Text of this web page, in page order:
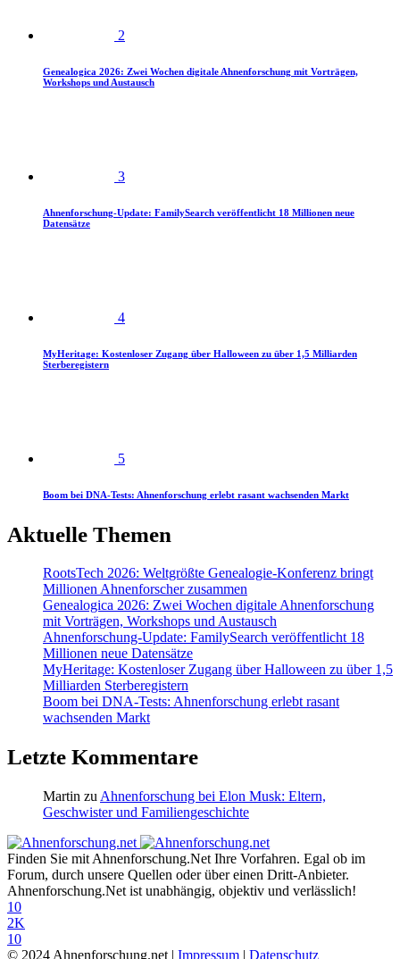
2
Genealogica 2026: Zwei Wochen digitale Ahnenforschung mit Vorträgen,
Workshops und Austausch
3
Ahnenforschung-Update: FamilySearch veröffentlicht 18 Millionen neue
Datensätze
4
MyHeritage: Kostenloser Zugang über Halloween zu über 1,5 Milliarden
Sterberegistern
5
Boom bei DNA-Tests: Ahnenforschung erlebt rasant wachsenden Markt
Aktuelle Themen
RootsTech 2026: Weltgrößte Genealogie-Konferenz bringt
Millionen Ahnenforscher zusammen
Genealogica 2026: Zwei Wochen digitale Ahnenforschung
mit Vorträgen, Workshops und Austausch
Ahnenforschung-Update: FamilySearch veröffentlicht 18
Millionen neue Datensätze
MyHeritage: Kostenloser Zugang über Halloween zu über 1,5
Milliarden Sterberegistern
Boom bei DNA-Tests: Ahnenforschung erlebt rasant
wachsenden Markt
Letzte Kommentare
Martin zu Ahnenforschung bei Elon Musk: Eltern,
Geschwister und Familiengeschichte
Finden Sie mit Ahnenforschung.Net Ihre Vorfahren. Egal ob im
Forum, durch unsere Quellen oder über einen Dritt-Anbieter.
Ahnenforschung.Net ist unabhängig, objektiv und verlässlich!
10
2K
10
© 2024 Ahnenforschung.net | Impressum | Datenschutz